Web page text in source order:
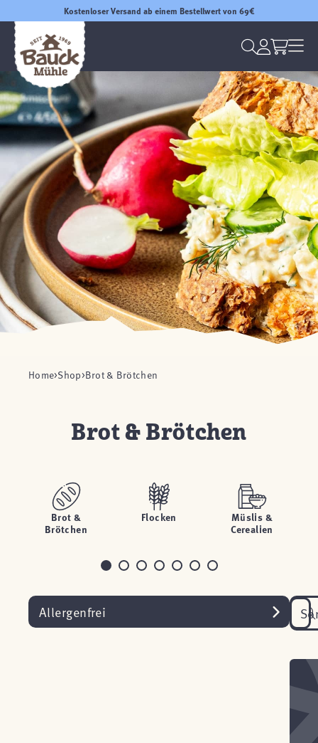
Kostenloser Versand ab einem Bestellwert von 69€
Home Shop Brot & Brötchen
Brot & Brötchen
Brot &
Brötchen
Flocken
Müslis &
Cerealien
Allergenfrei